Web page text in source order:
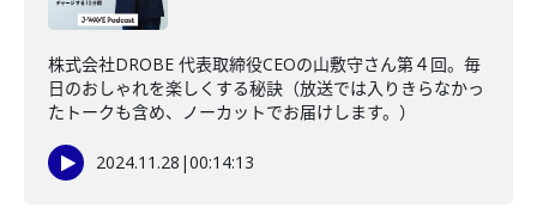
株式会社DROBE 代表取締役CEOの山敷守さん第４回。毎
日のおしゃれを楽しくする秘訣（放送では入りきらなかっ
たトークも含め、ノーカットでお届けします。）
2024.11.28 |00:14:13